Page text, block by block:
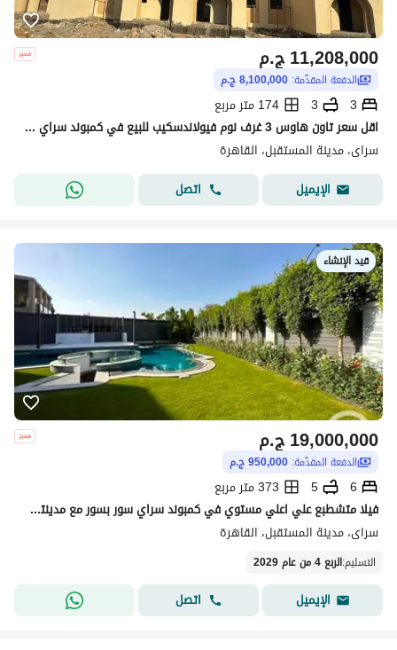
ج.م11,208,000
الدفعة المقدّمة: 8,100,000 ج.م
3
3
174 متر مربع
اقل سعر تاون هاوس 3 غرف نوم فيولاندسكيب للبيع في كمبوند سراي مدينه المستقبل كافاناSarai Compound Cavana, Mostakbal City
سراى، مدينة المستقبل، القاهرة
الإيميل
اتصل
قيد الإنشاء
ج.م19,000,000
الدفعة المقدّمة: 950,000 ج.م
6
5
373 متر مربع
فيلا متشطبع علي اعلي مستوي في كمبوند سراي سور بسور مع مدينتي ودايركت علي طريق السويس الفيلا 6 غرف ومساحتها كبيره جدا 373 متر صافي بسعر لم يتكرر لقطه.
سراى، مدينة المستقبل، القاهرة
التسليم:الربع 4 من عام 2029
الإيميل اتصل